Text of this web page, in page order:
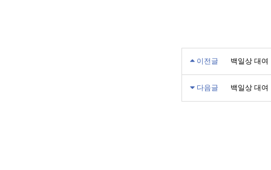
이전글 백일상 대여
다음글 백일상 대여